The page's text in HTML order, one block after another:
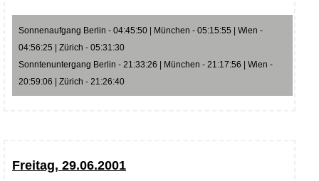
Sonnenaufgang Berlin - 04:45:50 | München - 05:15:55 | Wien -
04:56:25 | Zürich - 05:31:30
Sonntenuntergang Berlin - 21:33:26 | München - 21:17:56 | Wien -
20:59:06 | Zürich - 21:26:40
Freitag, 29.06.2001